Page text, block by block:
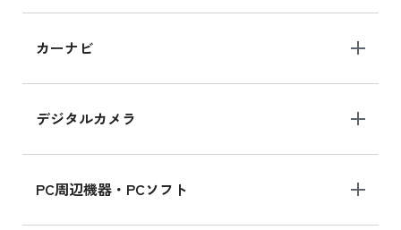
カーナビ
デジタルカメラ
PC周辺機器・PCソフト
MK2K3J/Aの新品買取価格はこちら